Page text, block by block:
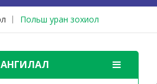
Польш уран зохиол
АНГИЛАЛ